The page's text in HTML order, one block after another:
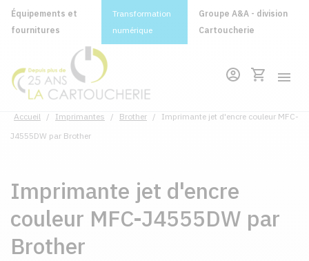
Équipements et
fournitures
Transformation
numérique
Groupe A&A - division
Cartoucherie
Accueil / Imprimantes / Brother /
Imprimante jet d'encre couleur MFC-
J4555DW par Brother
Imprimante jet d'encre
couleur MFC-J4555DW par
Brother